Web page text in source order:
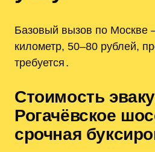
Базовый вызов по Москве
километр, 50–80 рублей,
требуется․
Стоимость
Рогачёвское
срочная